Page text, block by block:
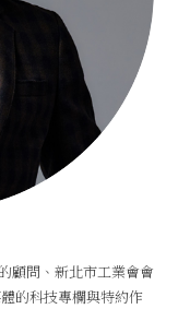
顧問、新北市工業會會
的科技專欄與特約作